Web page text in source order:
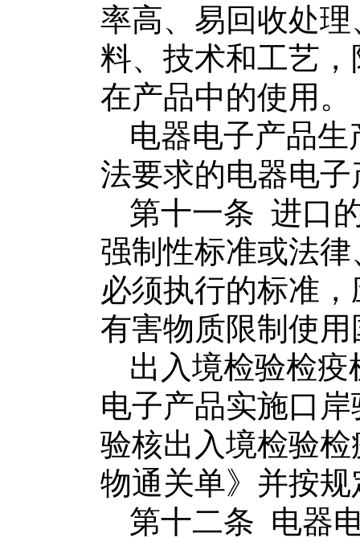
率高、易回收处
料、技术和工艺
在产品中的使用。
电器电子产品生
法要求的电器电
第十一条 进口
强制性标准或法律
必须执行的标准
有害物质限制使
出入境检验检
电子产品实施口
验核出入境检验
物通关单》并按规
第十二条 电器